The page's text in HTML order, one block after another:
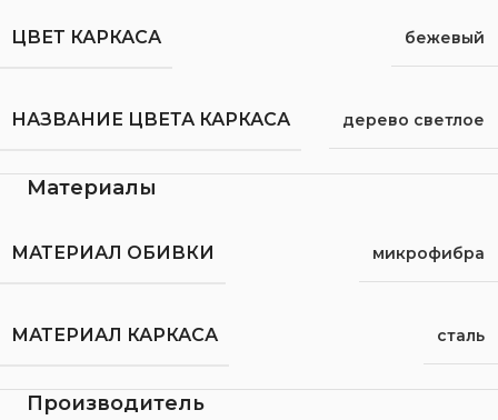
ЦВЕТ КАРКАСА бежевый
НАЗВАНИЕ ЦВЕТА КАРКАСА дерево светлое
Материалы
МАТЕРИАЛ ОБИВКИ микрофибра
МАТЕРИАЛ КАРКАСА сталь
Производитель